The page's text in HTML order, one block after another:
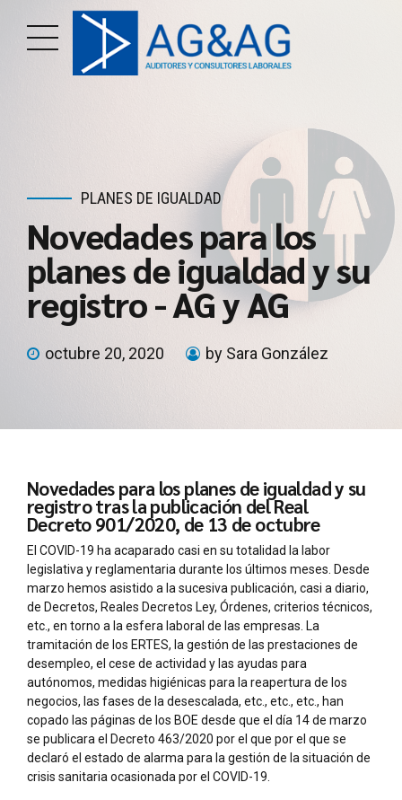
PLANES DE IGUALDAD
Novedades para los
planes de igualdad y su
registro - AG y AG
octubre 20, 2020 by Sara González
Novedades para los planes de igualdad y su
registro tras la publicación del Real
Decreto 901/2020, de 13 de octubre
El COVID-19 ha acaparado casi en su totalidad la labor
legislativa y reglamentaria durante los últimos meses. Desde
marzo hemos asistido a la sucesiva publicación, casi a diario,
de Decretos, Reales Decretos Ley, Órdenes, criterios técnicos,
etc., en torno a la esfera laboral de las empresas. La
tramitación de los ERTES, la gestión de las prestaciones de
desempleo, el cese de actividad y las ayudas para
autónomos, medidas higiénicas para la reapertura de los
negocios, las fases de la desescalada, etc., etc., etc., han
copado las páginas de los BOE desde que el día 14 de marzo
se publicara el Decreto 463/2020 por el que por el que se
declaró el estado de alarma para la gestión de la situación de
crisis sanitaria ocasionada por el COVID-19.